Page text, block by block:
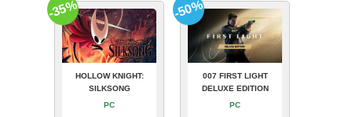
HOLLOW KNIGHT:
SILKSONG
PC
-35%
007 FIRST LIGHT
DELUXE EDITION
PC
-50%